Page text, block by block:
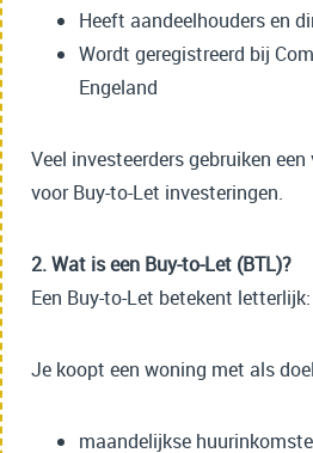
Heeft aandeelhouders en
Wordt geregistreerd bij
Engeland
Veel investeerders gebruiken
voor Buy-to-Let investeringen.
2. Wat is een Buy-to-Let (BTL)?
Een Buy-to-Let betekent
Je koopt een woning met als
maandelijkse